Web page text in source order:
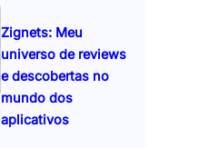
Zignets: Meu
universo de reviews
e descobertas no
mundo dos
aplicativos